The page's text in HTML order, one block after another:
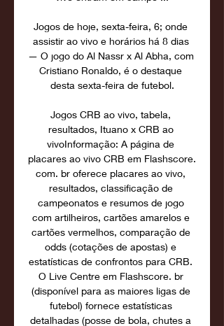
Jogos de hoje, sexta-feira, 6; onde
assistir ao vivo e horários há 8 dias
— O jogo do Al Nassr x Al Abha, com
Cristiano Ronaldo, é o destaque
desta sexta-feira de futebol.
Jogos CRB ao vivo, tabela,
resultados, Ituano x CRB ao
vivoInformação: A página de
placares ao vivo CRB em Flashscore.
com. br oferece placares ao vivo,
resultados, classificação de
campeonatos e resumos de jogo
com artilheiros, cartões amarelos e
cartões vermelhos, comparação de
odds (cotações de apostas) e
estatísticas de confrontos para CRB.
O Live Centre em Flashscore. br
(disponível para as maiores ligas de
futebol) fornece estatísticas
detalhadas (posse de bola, chutes a